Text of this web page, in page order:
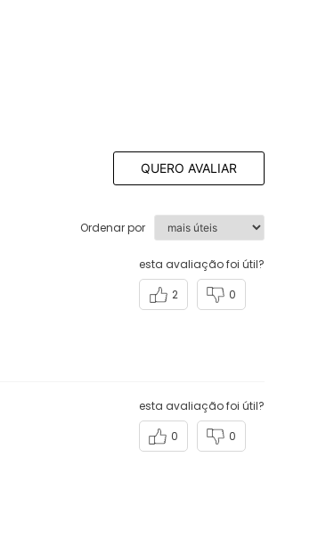
QUERO AVALIAR
Ordenar por
esta avaliação foi útil?
2
0
esta avaliação foi útil?
0
0